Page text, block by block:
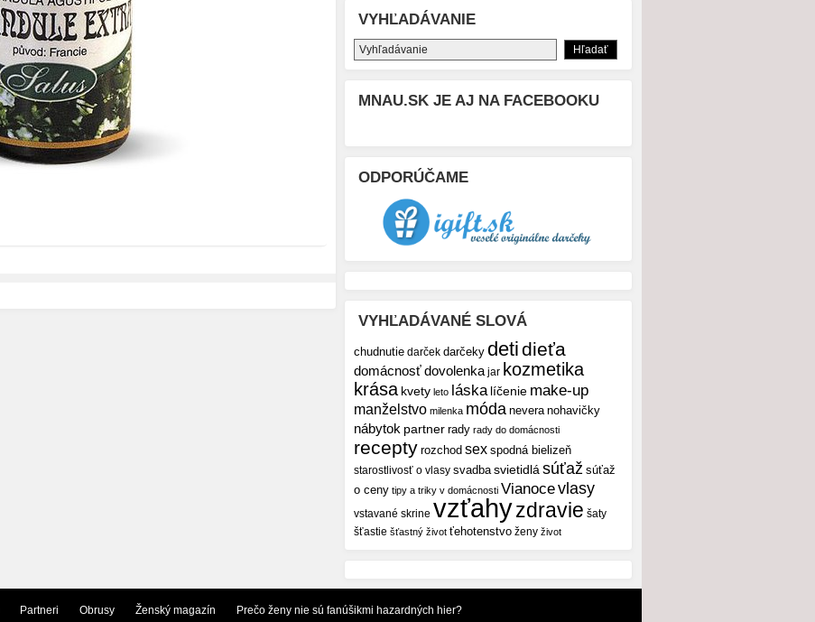
VYHĽADÁVANIE
MNAU.SK JE AJ NA FACEBOOKU
ODPORÚČAME
VYHĽADÁVANÉ SLOVÁ
chudnutie darček darčeky detidieťa
domácnosťdovolenka jar kozmetika
krása kvety leto láska líčenie make-up
manželstvo milenka móda nevera nohavičky
nábytok partner rady rady do domácnosti
recepty rozchod sex spodná bielizeň
starostlivosť o vlasy svadba svietidlá súťaž súťaž
o ceny tipy a triky v domácnosti Vianocevlasy
vstavané skrine vzťahyzdravie šaty
šťastie šťastný život ťehotenstvo ženy život
Partneri Obrusy Ženský magazín Prečo ženy nie sú fanúšikmi hazardných hier?